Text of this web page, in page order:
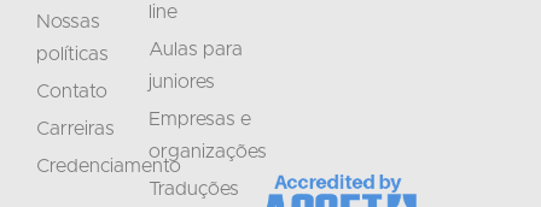
Nossas
políticas
Contato
Carreiras
Credenciamento
line
Aulas para
juniores
Empresas e
organizações
Traduções